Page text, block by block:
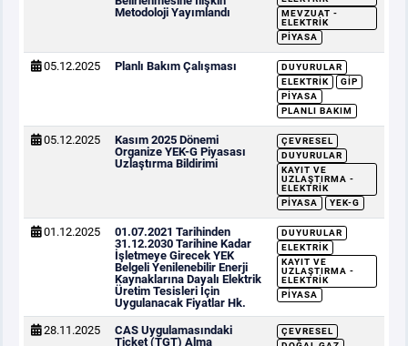
Metodoloji Yayımlandı
MEVZUAT -
ELEKTRIK
PIYASA
05.12.2025 Planlı Bakım Çalışması
DUYURULAR
ELEKTRIK
GİP
PIYASA
PLANLI BAKIM
05.12.2025
Kasım 2025 Dönemi
Organize YEK-G Piyasası
Uzlaştırma Bildirimi
ÇEVRESEL
DUYURULAR
KAYIT VE
UZLAŞTIRMA -
ELEKTRIK
PIYASA
YEK-G
01.12.2025
01.07.2021 Tarihinden
31.12.2030 Tarihine Kadar
İşletmeye Girecek YEK
Belgeli Yenilenebilir Enerji
Kaynaklarına Dayalı Elektrik
Üretim Tesisleri İçin
Uygulanacak Fiyatlar Hk.
DUYURULAR
ELEKTRIK
KAYIT VE
UZLAŞTIRMA -
ELEKTRIK
PIYASA
28.11.2025
CAS Uygulamasındaki
Ticket (TGT) Alma
ÇEVRESEL